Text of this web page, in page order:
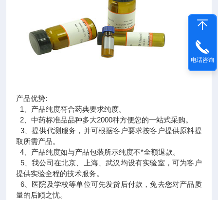
产品优势:
1、产品纯度符合药典要求纯度。
2、中药标准品品种多大2000种方便您的一站式采购。
3、提供代测服务，并可根据客户要求按客户提供原料提
取所需产品。
4、产品纯度如与产品包装所示纯度不*全额退款。
5、我公司在北京、上海、武汉均设有实验室，可为客户
提供实验全程的技术服务。
6、医院及学校等单位可先发货后付款，免去您对产品质
量的后顾之忧。
电话咨询